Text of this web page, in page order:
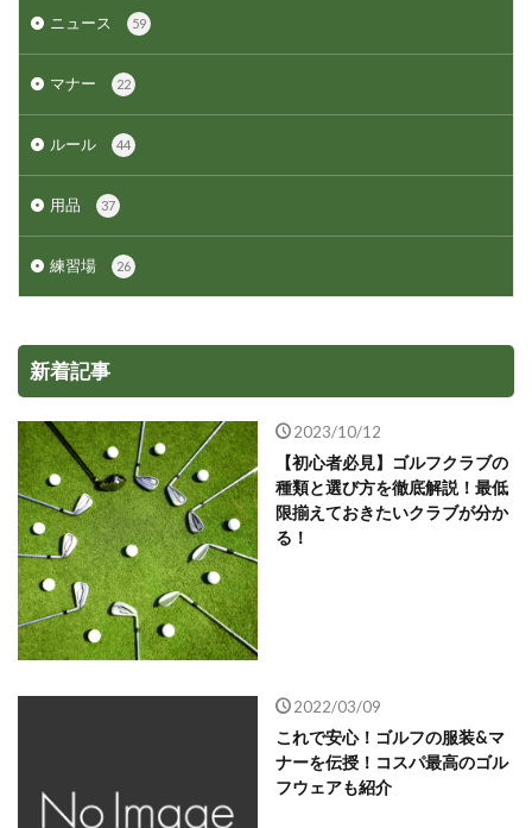
ニュース 59
マナー 22
ルール 44
用品 37
練習場 26
新着記事
2023/10/12
【初心者必見】ゴルフクラブの
種類と選び方を徹底解説！最低
限揃えておきたいクラブが分か
る！
2022/03/09
これで安心！ゴルフの服装&マ
ナーを伝授！コスパ最高のゴル
フウェアも紹介